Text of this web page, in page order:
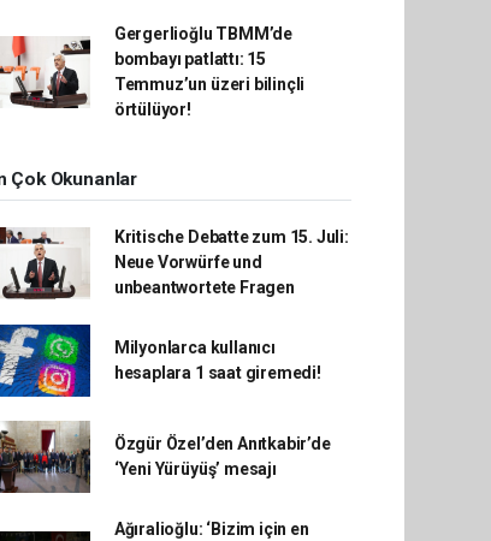
Gergerlioğlu TBMM’de
bombayı patlattı: 15
Temmuz’un üzeri bilinçli
örtülüyor!
Çok Okunanlar
Kritische Debatte zum 15. Juli:
Neue Vorwürfe und
unbeantwortete Fragen
Milyonlarca kullanıcı
hesaplara 1 saat giremedi!
Özgür Özel’den Anıtkabir’de
‘Yeni Yürüyüş’ mesajı
Ağıralioğlu: ‘Bizim için en